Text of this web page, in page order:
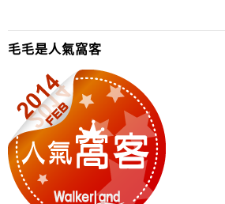
毛毛是人氣窩客